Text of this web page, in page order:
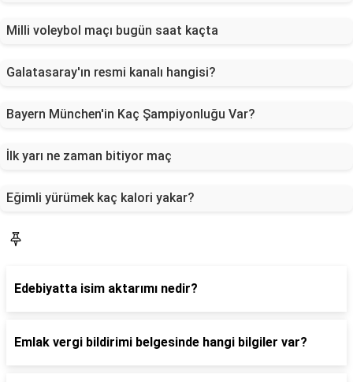
Milli voleybol maçı bugün saat kaçta
Galatasaray'ın resmi kanalı hangisi?
Bayern München'in Kaç Şampiyonluğu Var?
İlk yarı ne zaman bitiyor maç
Eğimli yürümek kaç kalori yakar?
Edebiyatta isim aktarımı nedir?
Emlak vergi bildirimi belgesinde hangi bilgiler var?